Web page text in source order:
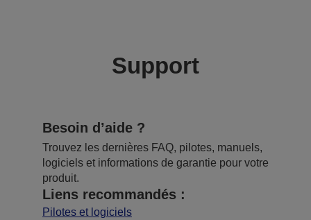
Support
Besoin d’aide ?
Trouvez les dernières FAQ, pilotes, manuels,
logiciels et informations de garantie pour votre
produit.
Liens recommandés :
Pilotes et logiciels